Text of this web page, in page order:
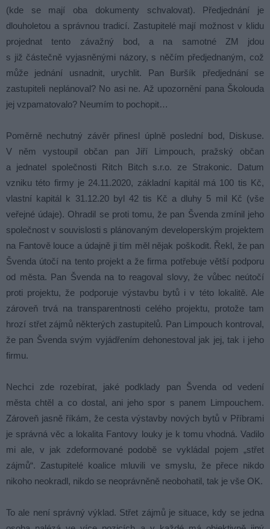
(kde se mají oba dokumenty schvalovat). Předjednání je
dlouholetou a správnou tradicí. Zastupitelé mají možnost v klidu
projednat tento závažný bod, a na samotné ZM jdou
s již částečně vyjasněnými názory, s něčím předjednaným, což
může jednání usnadnit, urychlit. Pan Buršík předjednání se
zastupiteli neplánoval? No asi ne. Až upozornění pana Školouda
jej vzpamatovalo? Neumím to pochopit…
Poměrně nechutný závěr přinesl úplně poslední bod, Diskuse.
V něm vystoupil občan pan Jiří Limpouch, pražský občan
a jednatel společnosti Ritch Bitch s.r.o. ze Strakonic. Datum
vzniku této firmy je 24.11.2020, základní kapitál má 100 tis Kč,
vlastní kapitál k 31.12.20 byl 42 tis Kč a dluhy 5 mil Kč (vše
veřejné údaje). Ohradil se proti tomu, že pan Švenda zmínil jeho
společnost v souvislosti s plánovaným developerským projektem
na Fantově louce a údajně ji tím měl nějak poškodit. Řekl, že pan
Švenda útočí na tento projekt a že firma potřebuje větší podporu
od města. Pan Švenda na to reagoval slovy, že vůbec neútočí
proti projektu, že podporuje výstavbu bytů i v této lokalitě. Ale
zároveň trvá na transparentnosti celého projektu, protože tam
hrozí střet zájmů některých zastupitelů. Pan Limpouch kontroval,
že pan Švenda svým vyjádřením dehonestoval jak jej, tak i jeho
firmu.
Nechci zde rozebírat, jaké podklady pan Švenda od vedení
města chtěl a co dostal, ani jeho spor s panem Limpouchem.
Zároveň jasně říkám, že cesta výstavby nových bytů v Příbrami
je správná věc a lokalita Fantovy louky je k tomu vhodná. Vadilo
mi ale, v jak zdeformované podobě se vykládal pojem „střet
zájmů“. Zastupitelé koalice mluvili ve smyslu, že přece nikdo
nikoho neokradl, nikdo se neoprávněně neobohatil, tak je vše OK.
To ale není správný výklad. Střet zájmů je situace, kdy se jedna